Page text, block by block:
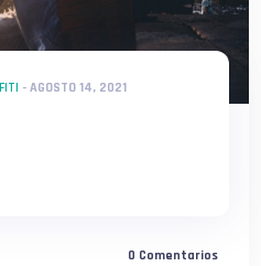
- AGOSTO 14, 2021
0 Comentarios